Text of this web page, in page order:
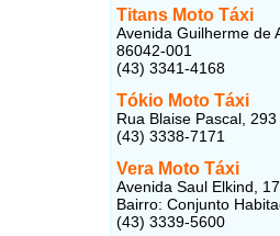
Titans Moto Táxi
Avenida Guilherme de
86042-001
(43) 3341-4168
Tókio Moto Táxi
Rua Blaise Pascal,
(43) 3338-7171
Vera Moto Táxi
Avenida Saul Elkind,
Bairro: Conjunto
(43) 3339-5600